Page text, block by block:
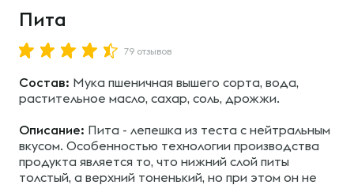
Пита
79 отзывов
Состав: Мука пшеничная вышего сорта, вода,
растительное масло, сахар, соль, дрожжи.
Описание: Пита - лепешка из теста с нейтральным
вкусом. Особенностью технологии производства
продукта является то, что нижний слой питы
толстый, а верхний тоненький, но при этом он не